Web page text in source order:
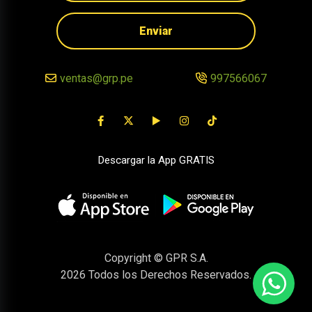
Enviar
ventas@grp.pe 997566067
Descargar la App GRATIS
Copyright © GPR S.A.
2026 Todos los Derechos Reservados.